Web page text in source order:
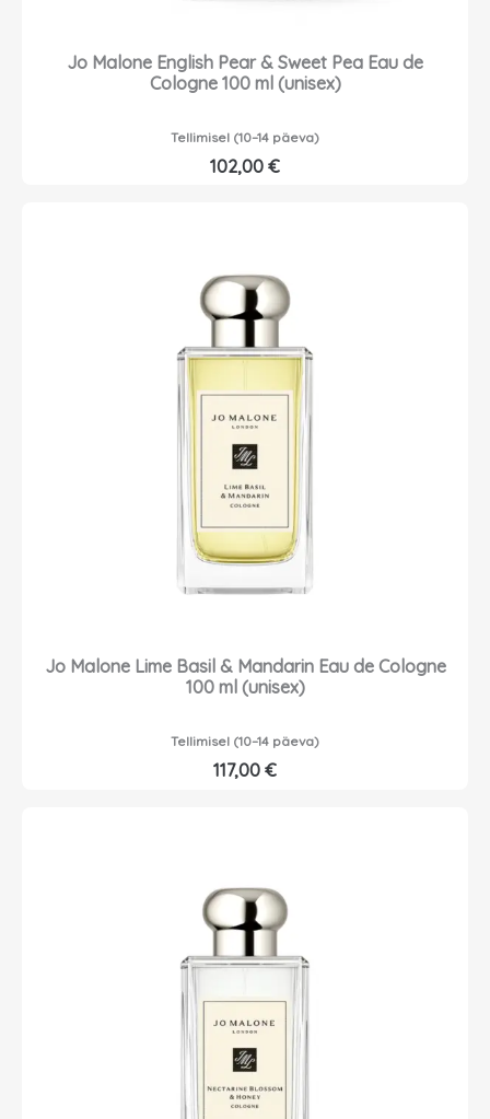
Jo Malone English Pear & Sweet Pea Eau de
Cologne 100 ml (unisex)
Tellimisel (10–14 päeva)
102,00 €
Jo Malone Lime Basil & Mandarin Eau de Cologne
100 ml (unisex)
Tellimisel (10–14 päeva)
117,00 €